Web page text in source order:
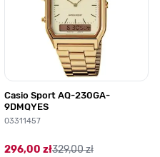
Casio Sport AQ-230GA-
9DMQYES
03311457
296,00 zł329,00 zł